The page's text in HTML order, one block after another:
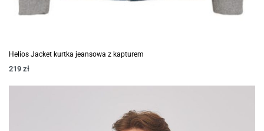
Helios Jacket kurtka jeansowa z kapturem
219 zł